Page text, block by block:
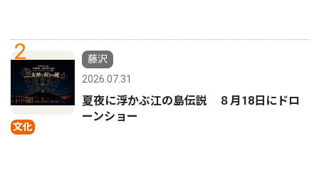
2
文化
藤沢
2026.07.31
夏夜に浮かぶ江の島伝説 ８月18日にドロ
ーンショー